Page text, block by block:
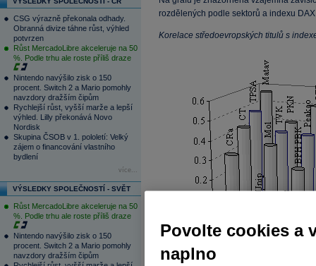
CSG výrazně překonala odhady.
Obranná divize táhne růst, výhled
potvrzen
Růst MercadoLibre akceleruje na 50
%. Podle trhu ale roste příliš draze
Nintendo navýšilo zisk o 150
procent. Switch 2 a Mario pomohly
navzdory dražším čipům
Rychlejší růst, vyšší marže a lepší
výhled. Lilly překonává Novo
Nordisk
Skupina ČSOB v 1. pololetí: Velký
zájem o financování vlastního
bydlení
více...
VÝSLEDKY SPOLEČNOSTÍ - SVĚT
Růst MercadoLibre akceleruje na 50
%. Podle trhu ale roste příliš draze
Nintendo navýšilo zisk o 150
procent. Switch 2 a Mario pomohly
navzdory dražším čipům
rozdělených podle sektorů a indexu
Korelace středoevropských titulů s
Povolte cookies a
naplno